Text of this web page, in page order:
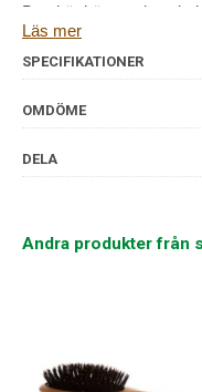
Den här hänger du
vart den är.
Använd den i badet,
användas torr.
ca 5-8cm i diameter.
Pimpsten är en
Läs mer
SPECIFIKATIONER
OMDÖME
DELA
Andra produkter från